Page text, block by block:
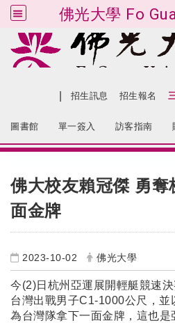
佛光大學 Fo
跳到主要內容
招生訊息 招生報名
圖書館 單一簽入 訪客指南
佛大校友賴冠傑 勇奪
面金牌
2023-10-02 佛光大學
今(2)日杭州亞運展開輕艇競速
台灣出戰男子C1-1000公尺，並
為台灣隊拿下一面金牌，這也